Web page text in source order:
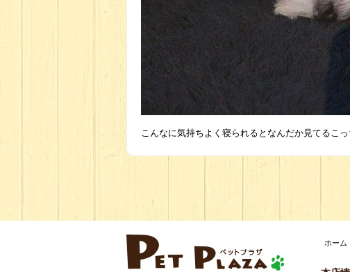
こんなに気持ちよく寝られるとなんだか見てるこ
ホーム